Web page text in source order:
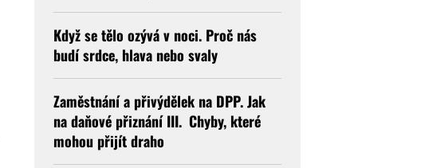
Když se tělo ozývá v noci. Proč nás
budí srdce, hlava nebo svaly
Zaměstnání a přivýdělek na DPP. Jak
na daňové přiznání III. Chyby, které
mohou přijít draho